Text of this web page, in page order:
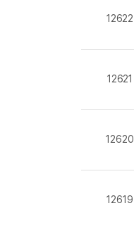
12622
12621
12620
12619